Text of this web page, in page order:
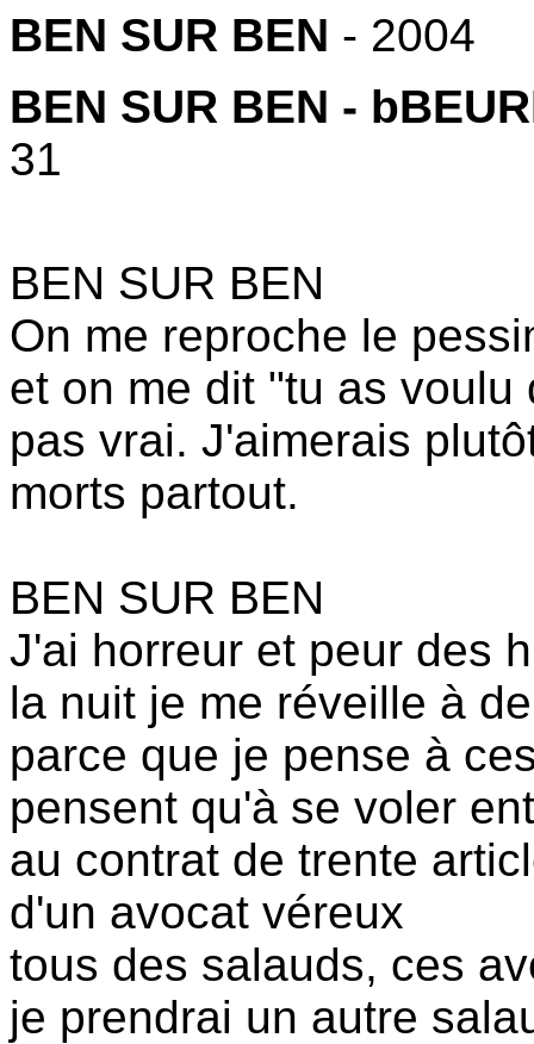
BEN SUR BEN - 2004
BEN SUR BEN -
31
BEN SUR BEN
On me reproche le
et on me dit "tu as
pas vrai. J'aimerais
morts partout.
BEN SUR BEN
J'ai horreur et peur des
la nuit je me réveille à
parce que je pense à
pensent qu'à se voler
au contrat de trente
d'un avocat véreux
tous des salauds, ces
je prendrai un autre